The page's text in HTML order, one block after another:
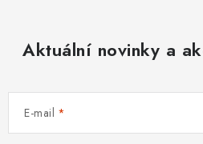
Aktuální novinky a
E-mail